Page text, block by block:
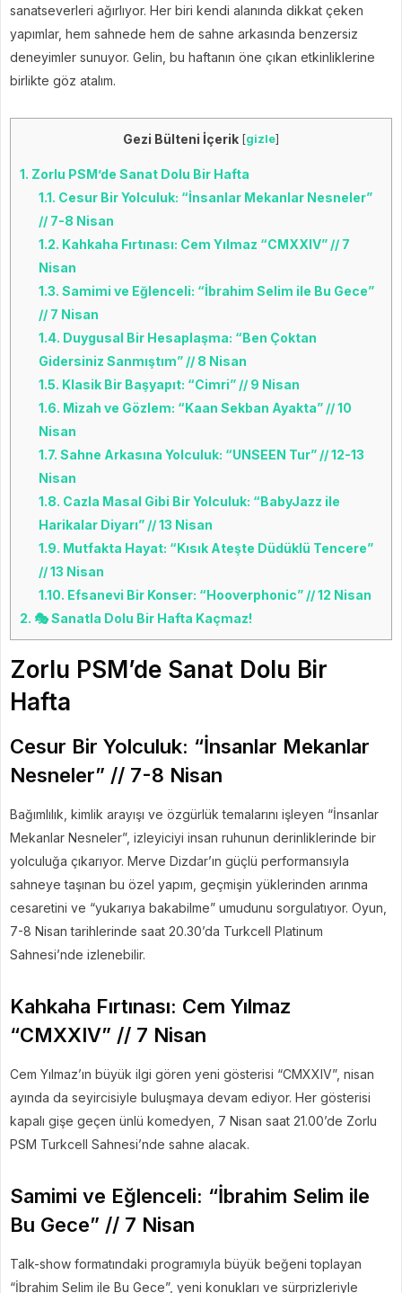
sanatseverleri ağırlıyor. Her biri kendi alanında dikkat çeken
yapımlar, hem sahnede hem de sahne arkasında benzersiz
deneyimler sunuyor. Gelin, bu haftanın öne çıkan etkinliklerine
birlikte göz atalım.
Gezi Bülteni İçerik [gizle]
1. Zorlu PSM’de Sanat Dolu Bir Hafta
1.1. Cesur Bir Yolculuk: “İnsanlar Mekanlar Nesneler”
// 7-8 Nisan
1.2. Kahkaha Fırtınası: Cem Yılmaz “CMXXIV” // 7
Nisan
1.3. Samimi ve Eğlenceli: “İbrahim Selim ile Bu Gece”
// 7 Nisan
1.4. Duygusal Bir Hesaplaşma: “Ben Çoktan
Gidersiniz Sanmıştım” // 8 Nisan
1.5. Klasik Bir Başyapıt: “Cimri” // 9 Nisan
1.6. Mizah ve Gözlem: “Kaan Sekban Ayakta” // 10
Nisan
1.7. Sahne Arkasına Yolculuk: “UNSEEN Tur” // 12-13
Nisan
1.8. Cazla Masal Gibi Bir Yolculuk: “BabyJazz ile
Harikalar Diyarı” // 13 Nisan
1.9. Mutfakta Hayat: “Kısık Ateşte Düdüklü Tencere”
// 13 Nisan
1.10. Efsanevi Bir Konser: “Hooverphonic” // 12 Nisan
2. 🎭 Sanatla Dolu Bir Hafta Kaçmaz!
Zorlu PSM’de Sanat Dolu Bir
Hafta
Cesur Bir Yolculuk: “İnsanlar Mekanlar
Nesneler” // 7-8 Nisan
Bağımlılık, kimlik arayışı ve özgürlük temalarını işleyen “İnsanlar
Mekanlar Nesneler”, izleyiciyi insan ruhunun derinliklerinde bir
yolculuğa çıkarıyor. Merve Dizdar’ın güçlü performansıyla
sahneye taşınan bu özel yapım, geçmişin yüklerinden arınma
cesaretini ve “yukarıya bakabilme” umudunu sorgulatıyor. Oyun,
7-8 Nisan tarihlerinde saat 20.30’da Turkcell Platinum
Sahnesi’nde izlenebilir.
Kahkaha Fırtınası: Cem Yılmaz
“CMXXIV” // 7 Nisan
Cem Yılmaz’ın büyük ilgi gören yeni gösterisi “CMXXIV”, nisan
ayında da seyircisiyle buluşmaya devam ediyor. Her gösterisi
kapalı gişe geçen ünlü komedyen, 7 Nisan saat 21.00’de Zorlu
PSM Turkcell Sahnesi’nde sahne alacak.
Samimi ve Eğlenceli: “İbrahim Selim ile
Bu Gece” // 7 Nisan
Talk-show formatındaki programıyla büyük beğeni toplayan
“İbrahim Selim ile Bu Gece”, yeni konukları ve sürprizleriyle